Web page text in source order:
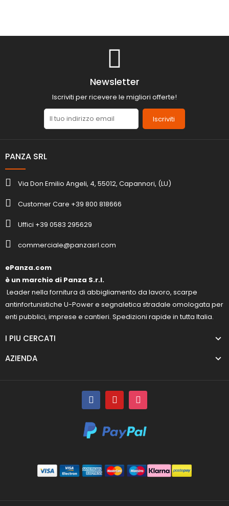
Newsletter
Iscriviti per ricevere le migliori offerte!
Iscriviti
PANZA SRL
Via Don Emilio Angeli, 4, 55012, Capannori, (LU)
Customer Care +39 800 818666
Uffici +39 0583 295629
commerciale@panzasrl.com
ePanza.com
è un marchio di Panza S.r.l.
Leader nella fornitura di abbigliamento da lavoro, scarpe
antinfortunistiche U-Power e segnaletica stradale omologata per
enti pubblici, imprese e cantieri. Spedizioni rapide in tutta Italia.
I PIU CERCATI
AZIENDA